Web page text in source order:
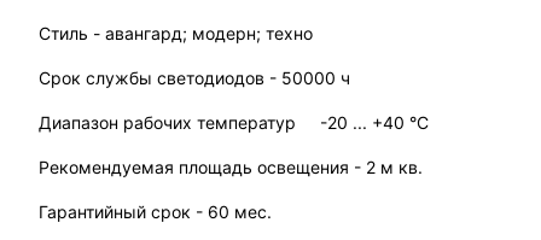
Стиль - авангард; модерн; техно
Срок службы светодиодов - 50000 ч
Диапазон рабочих температур -20 ... +40 °C
Рекомендуемая площадь освещения - 2 м кв.
Гарантийный срок - 60 мес.